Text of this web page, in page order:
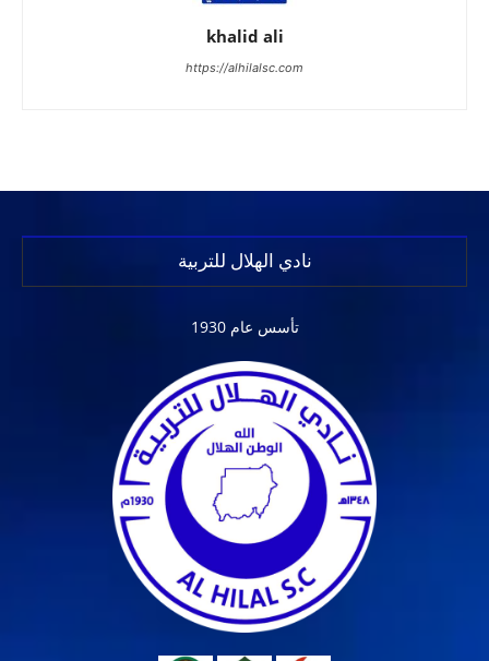
khalid ali
https://alhilalsc.com
نادي الهلال للتربية
تأسس عام 1930